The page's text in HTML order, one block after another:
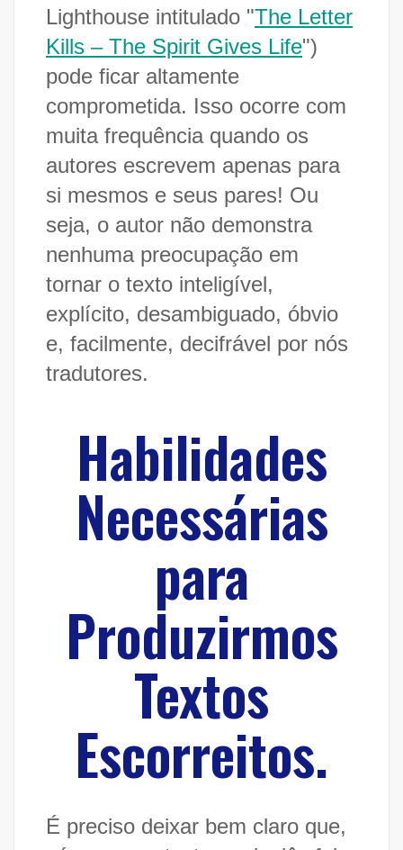
Lighthouse intitulado "The Letter
Kills – The Spirit Gives Life")
pode ficar altamente
comprometida. Isso ocorre com
muita frequência quando os
autores escrevem apenas para
si mesmos e seus pares! Ou
seja, o autor não demonstra
nenhuma preocupação em
tornar o texto inteligível,
explícito, desambiguado, óbvio
e, facilmente, decifrável por nós
tradutores.
Habilidades
Necessárias
para
Produzirmos
Textos
Escorreitos.
É preciso deixar bem claro que,